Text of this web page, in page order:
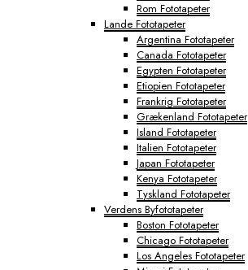
Rom Fototapeter
Lande Fototapeter
Argentina Fototapeter
Canada Fototapeter
Egypten Fototapeter
Etiopien Fototapeter
Frankrig Fototapeter
Grækenland Fototapeter
Island Fototapeter
Italien Fototapeter
Japan Fototapeter
Kenya Fototapeter
Tyskland Fototapeter
Verdens Byfototapeter
Boston Fototapeter
Chicago Fototapeter
Los Angeles Fototapeter